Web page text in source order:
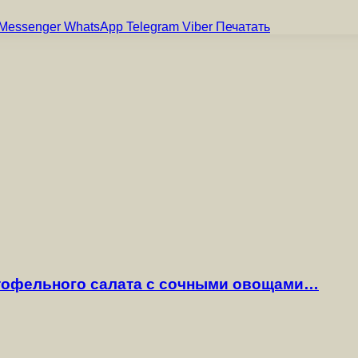
WhatsApp Telegram Viber Печатать
салата с сочными овощами…